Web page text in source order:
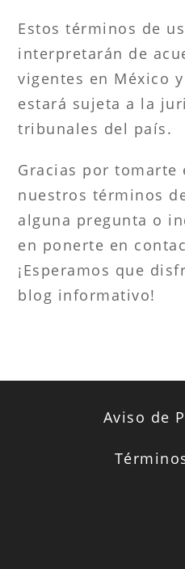
Estos términos de
interpretarán de
vigentes en México
estará sujeta a la
tribunales del país.
Gracias por
nuestros términos
alguna pregunta o
en ponerte en
¡Esperamos que
blog informativo!
Aviso de